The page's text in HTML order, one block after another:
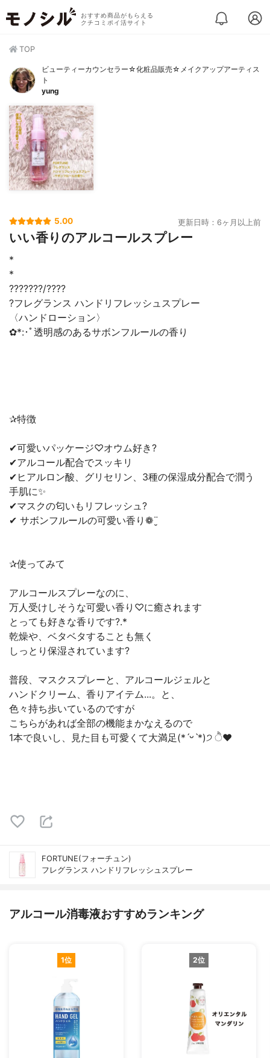
おすすめ商品がもらえる
クチコミポイ活サイト
TOP
ビューティーカウンセラー☆化粧品販売☆メイクアップアーティス
ト
yung
5.00 更新日時：6ヶ月以上前
いい香りのアルコールスプレー
*
*
???????/????
?フレグランス ハンドリフレッシュスプレー
〈ハンドローション〉
✿*:･ﾟ透明感のあるサボンフルールの香り
✰︎特徴
✔可愛いパッケージ♡オウム好き?
✔アルコール配合でスッキリ
✔ヒアルロン酸、グリセリン、3種の保湿成分配合で潤う
手肌に✨
✔マスクの匂いもリフレッシュ?
✔ サボンフルールの可愛い香り❁¨̮
✰︎使ってみて
アルコールスプレーなのに、
万人受けしそうな可愛い香り♡に癒されます
とっても好きな香りです?.*
乾燥や、ベタベタすることも無く
しっとり保湿されています?
普段、マスクスプレーと、アルコールジェルと
ハンドクリーム、香りアイテム...。と、
色々持ち歩いているのですが
こちらがあれば全部の機能まかなえるので
1本で良いし、見た目も可愛くて大満足(*ˊᵕˋ*)੭ ੈ❤︎
FORTUNE(フォーチュン)
フレグランス ハンドリフレッシュスプレー
アルコール消毒液おすすめランキング
1位 2位